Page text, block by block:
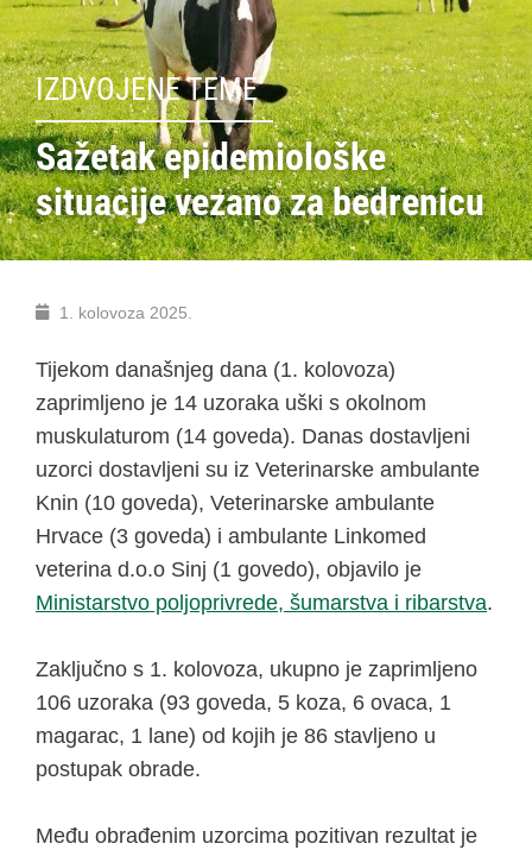
IZDVOJENE TEME
Sažetak epidemiološke
situacije vezano za bedrenicu
1. kolovoza 2025.
Tijekom današnjeg dana (1. kolovoza)
zaprimljeno je 14 uzoraka uški s okolnom
muskulaturom (14 goveda). Danas dostavljeni
uzorci dostavljeni su iz Veterinarske ambulante
Knin (10 goveda), Veterinarske ambulante
Hrvace (3 goveda) i ambulante Linkomed
veterina d.o.o Sinj (1 govedo), objavilo je
Ministarstvo poljoprivrede, šumarstva i ribarstva.
Zaključno s 1. kolovoza, ukupno je zaprimljeno
106 uzoraka (93 goveda, 5 koza, 6 ovaca, 1
magarac, 1 lane) od kojih je 86 stavljeno u
postupak obrade.
Među obrađenim uzorcima pozitivan rezultat je